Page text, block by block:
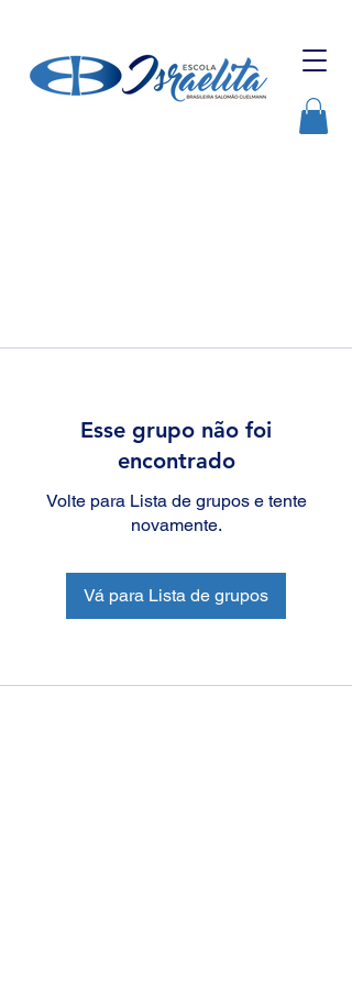
Esse grupo não foi
encontrado
Volte para Lista de grupos e tente
novamente.
Vá para Lista de grupos